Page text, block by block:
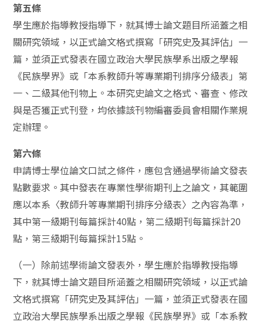
第五條
學生應於指導教授指導下，就其博士論文題目所涵蓋之相
關研究領域，以正式論文格式撰寫「研究史及其評估」一
篇，並須正式發表在國立政治大學民族學系出版之學報
《民族學界》或「本系教師升等專業期刊排序分級表」第
一、二級其他刊物上。本研究史論文之格式、審查、修改
與是否獲正式刊登，均依據該刊物編審委員會相關作業規
定辦理。
第六條
申請博士學位論文口試之條件，應包含通過學術論文發表
點數要求。其中發表在專業性學術期刊上之論文，其範圍
應以本系〈教師升等專業期刊排序分級表〉之內容為準，
其中第一級期刊每篇採計40點，第二級期刊每篇採計20
點，第三級期刊每篇採計15點。
（一）除前述學術論文發表外，學生應於指導教授指導
下，就其博士論文題目所涵蓋之相關研究領域，以正式論
文格式撰寫「研究史及其評估」一篇，並須正式發表在國
立政治大學民族學系出版之學報《民族學界》或「本系教